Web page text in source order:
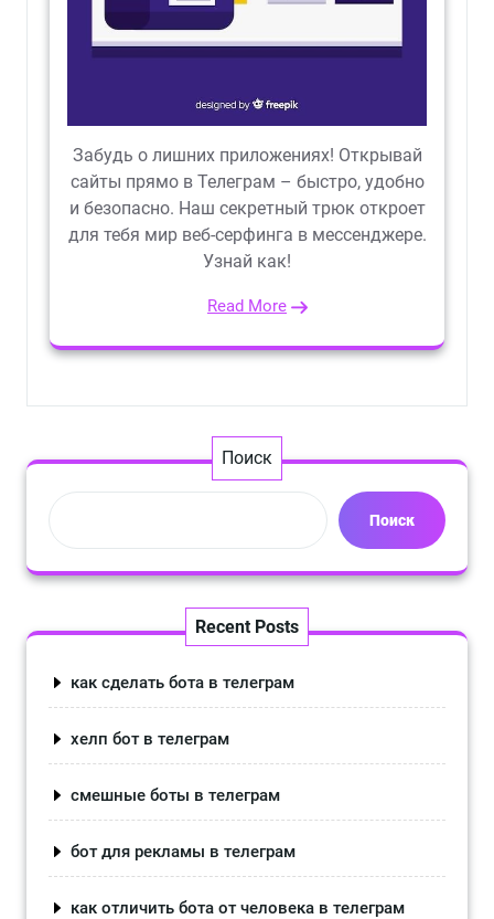
Забудь о лишних приложениях! Открывай
сайты прямо в Телеграм – быстро, удобно
и безопасно. Наш секретный трюк откроет
для тебя мир веб-серфинга в мессенджере.
Узнай как!
Read More
Поиск
Поиск
Recent Posts
как сделать бота в телеграм
хелп бот в телеграм
смешные боты в телеграм
бот для рекламы в телеграм
как отличить бота от человека в телеграм